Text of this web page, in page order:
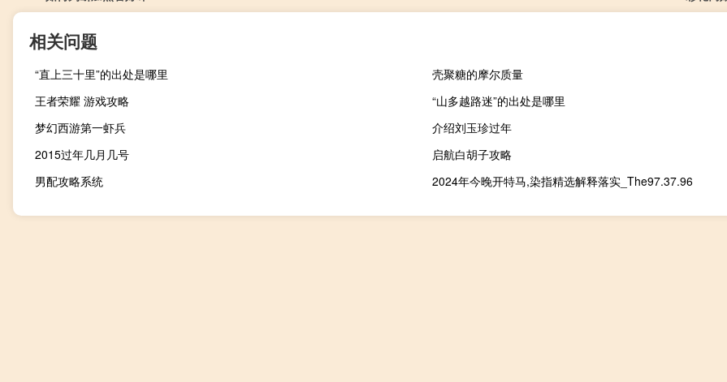
相关问题
“直上三十里”的出处是哪里
壳聚糖的摩尔质量
王者荣耀 游戏攻略
“山多越路迷”的出处是哪里
梦幻西游第一虾兵
介绍刘玉珍过年
2015过年几月几号
启航白胡子攻略
男配攻略系统
2024年今晚开特马,染指精选解释落实_The97.37.96